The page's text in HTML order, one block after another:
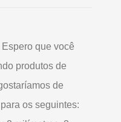
que você
produtos de
de
os seguintes: